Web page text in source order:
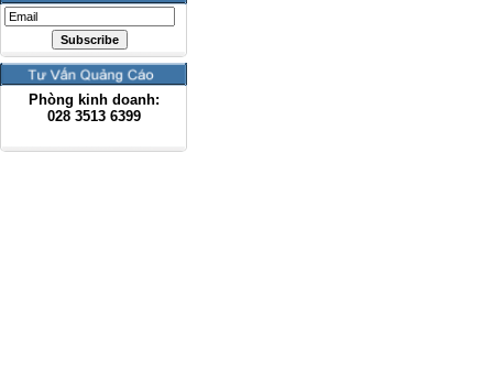
Phòng kinh doanh:
028 3513 6399